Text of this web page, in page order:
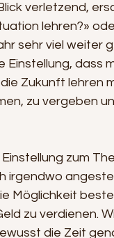
verletzend,
lehren?»
sehr viel weiter
Einstellung, dass
Zukunft lehren
zu vergeben
zum
irgendwo
Möglichkeit
zu verdienen.
die Zeit